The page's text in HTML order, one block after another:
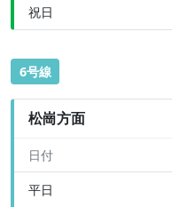
祝日
6号線
松崗方面
日付
平日